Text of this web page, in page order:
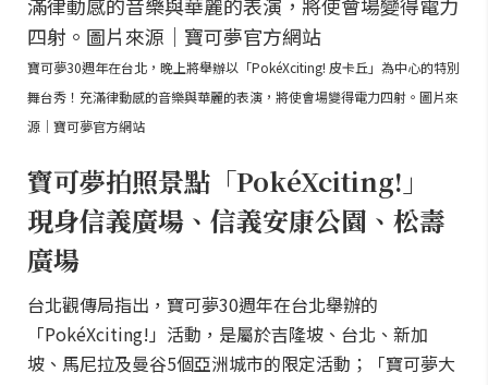
寶可夢30週年在台北，晚上將舉辦以「PokéXciting! 皮卡丘」為中心的特別
舞台秀！充滿律動感的音樂與華麗的表演，將使會場變得電力四射。圖片來
源｜寶可夢官方網站
寶可夢拍照景點「PokéXciting!」
現身信義廣場、信義安康公園、松壽
廣場
台北觀傳局指出，寶可夢30週年在台北舉辦的
「PokéXciting!」活動，是屬於吉隆坡、台北、新加
坡、馬尼拉及曼谷5個亞洲城市的限定活動；「寶可夢大